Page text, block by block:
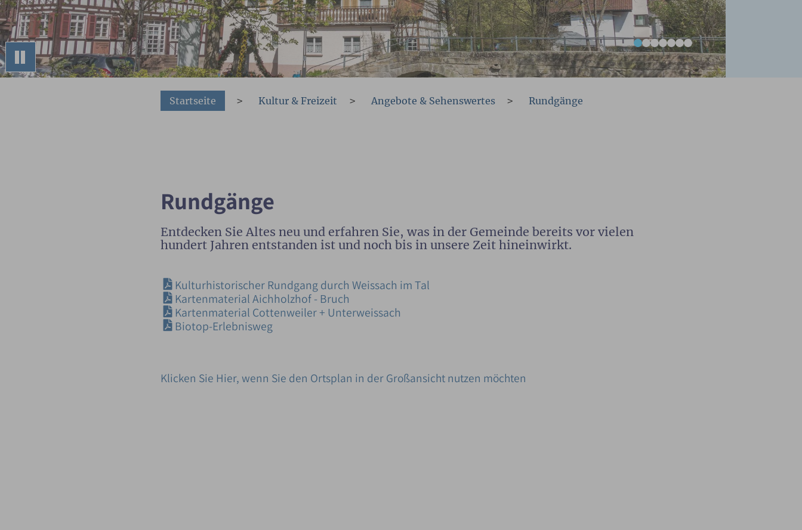
Startseite Kultur & Freizeit Angebote & Sehenswertes Rundgänge
Rundgänge
Entdecken Sie Altes neu und erfahren Sie, was in der Gemeinde bereits vor vielen
hundert Jahren entstanden ist und noch bis in unsere Zeit hineinwirkt.
Kulturhistorischer Rundgang durch Weissach im Tal
Kartenmaterial Aichholzhof - Bruch
Kartenmaterial Cottenweiler + Unterweissach
Biotop-Erlebnisweg
Klicken Sie Hier, wenn Sie den Ortsplan in der Großansicht nutzen möchten